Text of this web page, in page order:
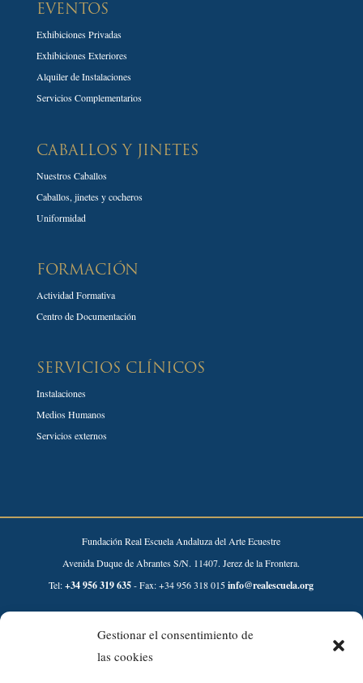
Gestionar el consentimiento de
las cookies
EVENTOS
Exhibiciones Privadas
Exhibiciones Exteriores
Alquiler de Instalaciones
Servicios Complementarios
CABALLOS Y JINETES
Nuestros Caballos
Caballos, jinetes y cocheros
Uniformidad
FORMACIÓN
Actividad Formativa
Centro de Documentación
SERVICIOS CLÍNICOS
Instalaciones
Medios Humanos
Servicios externos
Fundación Real Escuela Andaluza del Arte Ecuestre
Avenida Duque de Abrantes S/N. 11407. Jerez de la Frontera.
Tel:+34 956 319 635- Fax: +34 956 318 015info@realescuela.org
Desarrollado por: